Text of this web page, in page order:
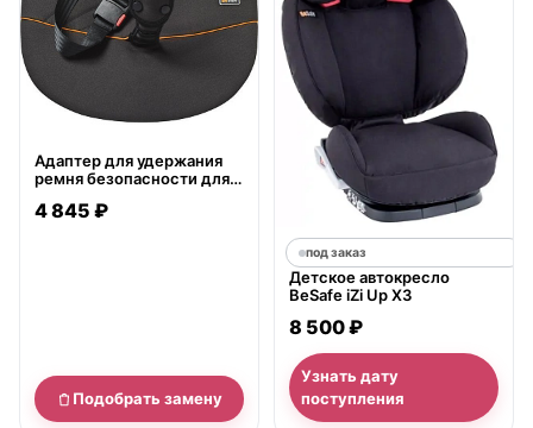
Адаптер для удержания
ремня безопасности для
Pregnant iZi Fix
4 845 ₽
Подобрать замену
под заказ
Детское автокресло
BeSafe iZi Up X3
8 500 ₽
Узнать дату
поступления